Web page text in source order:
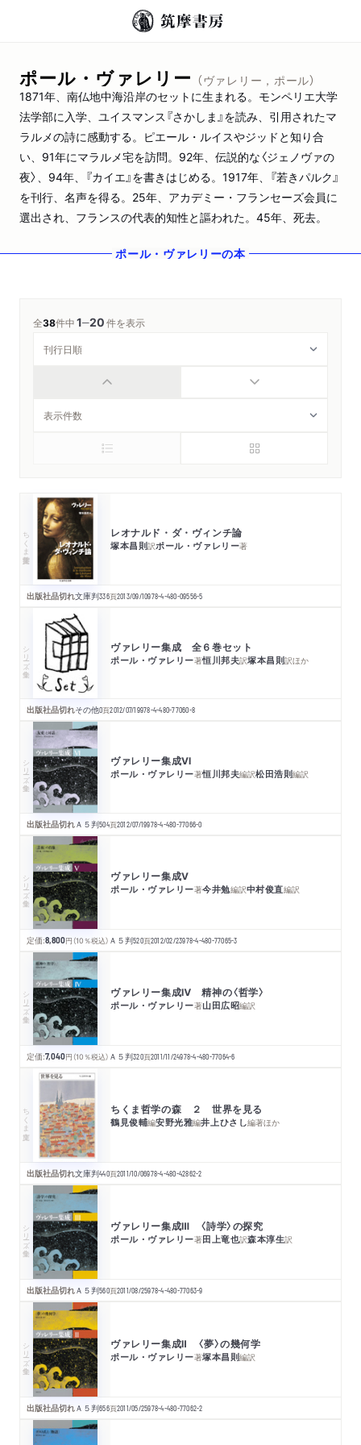
ポール・ヴァレリー （ヴァレリー，ポール）
1871年、南仏地中海沿岸のセットに生まれる。モンペリエ大学
法学部に入学、ユイスマンス『さかしま』を読み、引用されたマ
ラルメの詩に感動する。ピエール・ルイスやジッドと知り合
い、91年にマラルメ宅を訪問。92年、伝説的な〈ジェノヴァの
夜〉、94年、『カイエ』を書きはじめる。1917年、『若きパルク』
を刊行、名声を得る。25年、アカデミー・フランセーズ会員に
選出され、フランスの代表的知性と謳われた。45年、死去。
ポール・ヴァレリーの本
全38件中1─20件を表示
ちくま学芸文庫 レオナルド・ダ・ヴィンチ論
塚本昌則訳ポール・ヴァレリー著
出版社品切れ文庫判336頁2013/09/10978-4-480-09556-5
シリーズ・全集 ヴァレリー集成 全６巻セット
ポール・ヴァレリー著恒川邦夫訳塚本昌則訳ほか
出版社品切れその他0頁2012/07/19978-4-480-77060-8
シリーズ・全集 ヴァレリー集成Ⅵ
ポール・ヴァレリー著恒川邦夫編訳松田浩則編訳
出版社品切れＡ５判504頁2012/07/19978-4-480-77066-0
シリーズ・全集 ヴァレリー集成Ⅴ
ポール・ヴァレリー著今井勉編訳中村俊直編訳
定価:8,800円 （10％税込） Ａ５判520頁2012/02/23978-4-480-77065-3
シリーズ・全集 ヴァレリー集成Ⅳ 精神の〈哲学〉
ポール・ヴァレリー著山田広昭編訳
定価:7,040円 （10％税込） Ａ５判320頁2011/11/24978-4-480-77064-6
ちくま文庫 ちくま哲学の森 ２ 世界を見る
鶴見俊輔編安野光雅編井上ひさし編著ほか
出版社品切れ文庫判440頁2011/10/06978-4-480-42862-2
シリーズ・全集 ヴァレリー集成Ⅲ 〈詩学〉の探究
ポール・ヴァレリー著田上竜也訳森本淳生訳
出版社品切れＡ５判560頁2011/08/25978-4-480-77063-9
シリーズ・全集 ヴァレリー集成Ⅱ 〈夢〉の幾何学
ポール・ヴァレリー著塚本昌則編訳
出版社品切れＡ５判656頁2011/05/25978-4-480-77062-2